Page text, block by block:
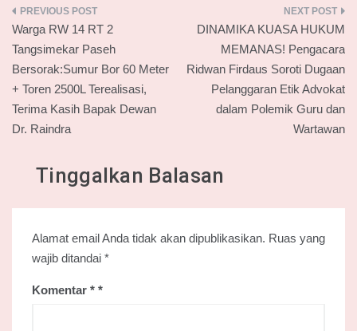
Navigasi
pos
Warga RW 14 RT 2
Tangsimekar Paseh
Bersorak:Sumur Bor 60 Meter
+ Toren 2500L Terealisasi,
Terima Kasih Bapak Dewan
Dr. Raindra
DINAMIKA KUASA HUKUM
MEMANAS! Pengacara
Ridwan Firdaus Soroti Dugaan
Pelanggaran Etik Advokat
dalam Polemik Guru dan
Wartawan
Tinggalkan Balasan
Alamat email Anda tidak akan dipublikasikan. Ruas yang
wajib ditandai *
Komentar *